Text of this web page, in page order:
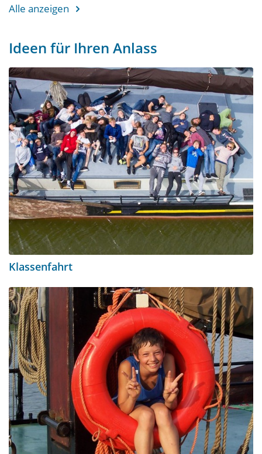
Alle anzeigen
Ideen für Ihren Anlass
Klassenfahrt